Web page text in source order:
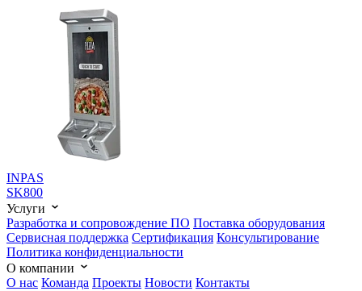
INPAS
SK800
Услуги
Разработка и сопровождение ПО Поставка оборудования
Сервисная поддержка Cертификация Консультирование
Политика конфиденциальности
О компании
О нас Команда Проекты Новости Контакты